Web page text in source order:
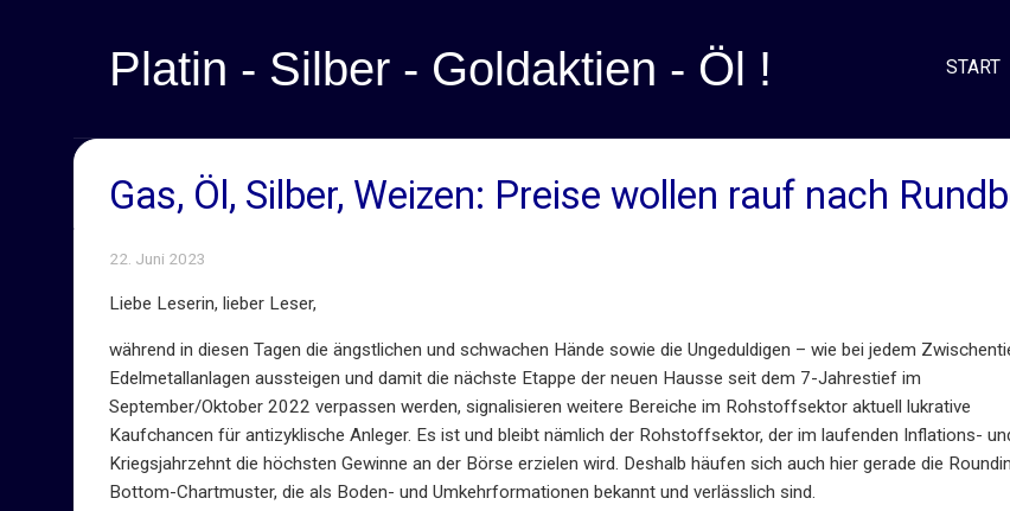
Platin - Silber - Goldaktien - Öl ! START
Gas, Öl, Silber, Weizen: Preise wollen rauf nach
22. Juni 2023
Liebe Leserin, lieber Leser,
während in diesen Tagen die ängstlichen und schwachen Hände sowie die Ungeduldigen – wie bei jedem
Edelmetallanlagen aussteigen und damit die nächste Etappe der neuen Hausse seit dem 7-Jahrestief im
September/Oktober 2022 verpassen werden, signalisieren weitere Bereiche im Rohstoffsektor aktuell lukrative
Kaufchancen für antizyklische Anleger. Es ist und bleibt nämlich der Rohstoffsektor, der im laufenden Inflations-
Kriegsjahrzehnt die höchsten Gewinne an der Börse erzielen wird. Deshalb häufen sich auch hier gerade die
Bottom-Chartmuster, die als Boden- und Umkehrformationen bekannt und verlässlich sind.